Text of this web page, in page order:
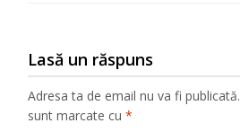
Lasă un răspuns
Adresa ta de email nu va fi publicată.
sunt marcate cu*